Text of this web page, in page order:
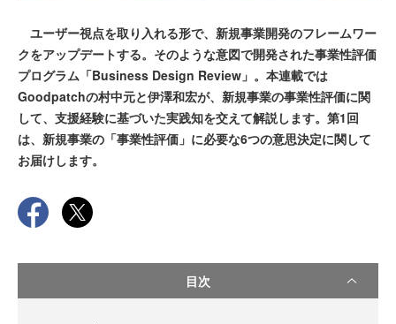
ユーザー視点を取り入れる形で、新規事業開発のフレームワー
クをアップデートする。そのような意図で開発された事業性評価
プログラム「Business Design Review」。本連載では
Goodpatchの村中元と伊澤和宏が、新規事業の事業性評価に関
して、支援経験に基づいた実践知を交えて解説します。第1回
は、新規事業の「事業性評価」に必要な6つの意思決定に関して
お届けします。
目次